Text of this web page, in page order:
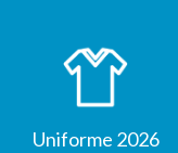
Uniforme 2026